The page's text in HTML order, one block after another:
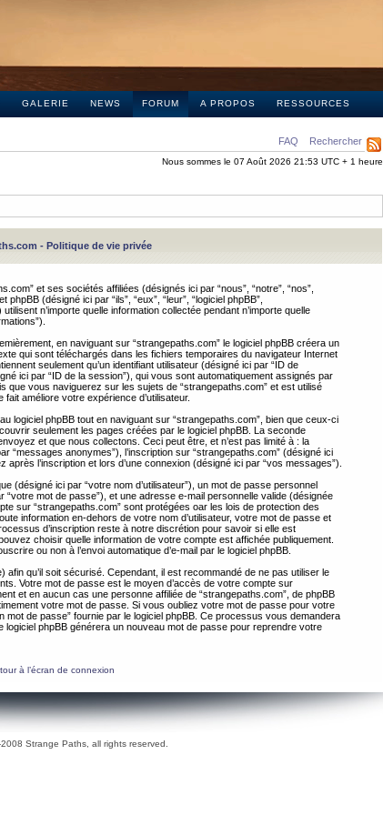
GALERIE NEWS FORUM A PROPOS RESSOURCES
FAQ Rechercher
Nous sommes le 07 Août 2026 21:53 UTC + 1 heure
- Politique de vie privée
et ses sociétés affiliées (désignés ici par “nous”, “notre”, “nos”,
(désigné ici par “ils”, “eux”, “leur”, “logiciel phpBB”,
n’importe quelle information collectée pendant n’importe quelle
en naviguant sur “strangepaths.com” le logiciel phpBB créera un
qui sont téléchargés dans les fichiers temporaires du navigateur Internet
seulement qu’un identifiant utilisateur (désigné ici par “ID de
ici par “ID de la session”), qui vous sont automatiquement assignés par
que vous naviguerez sur les sujets de “strangepaths.com” et est utilisé
améliore votre expérience d’utilisateur.
logiciel phpBB tout en naviguant sur “strangepaths.com”, bien que ceux-ci
seulement les pages créées par le logiciel phpBB. La seconde
et que nous collectons. Ceci peut être, et n’est pas limité à : la
“messages anonymes”), l’inscription sur “strangepaths.com” (désigné ici
l’inscription et lors d’une connexion (désigné ici par “vos messages”).
(désigné ici par “votre nom d’utilisateur”), un mot de passe personnel
mot de passe”), et une adresse e-mail personnelle valide (désignée
sur “strangepaths.com” sont protégées oar les lois de protection des
information en-dehors de votre nom d’utilisateur, votre mot de passe et
d’inscription reste à notre discrétion pour savoir si elle est
choisir quelle information de votre compte est affichée publiquement.
ou non à l’envoi automatique d’e-mail par le logiciel phpBB.
qu’il soit sécurisé. Cependant, il est recommandé de ne pas utiliser le
Votre mot de passe est le moyen d’accès de votre compte sur
et en aucun cas une personne affiliée de “strangepaths.com”, de phpBB
votre mot de passe. Si vous oubliez votre mot de passe pour votre
mot de passe” fournie par le logiciel phpBB. Ce processus vous demandera
logiciel phpBB générera un nouveau mot de passe pour reprendre votre
à l’écran de connexion
Strange Paths, all rights reserved.